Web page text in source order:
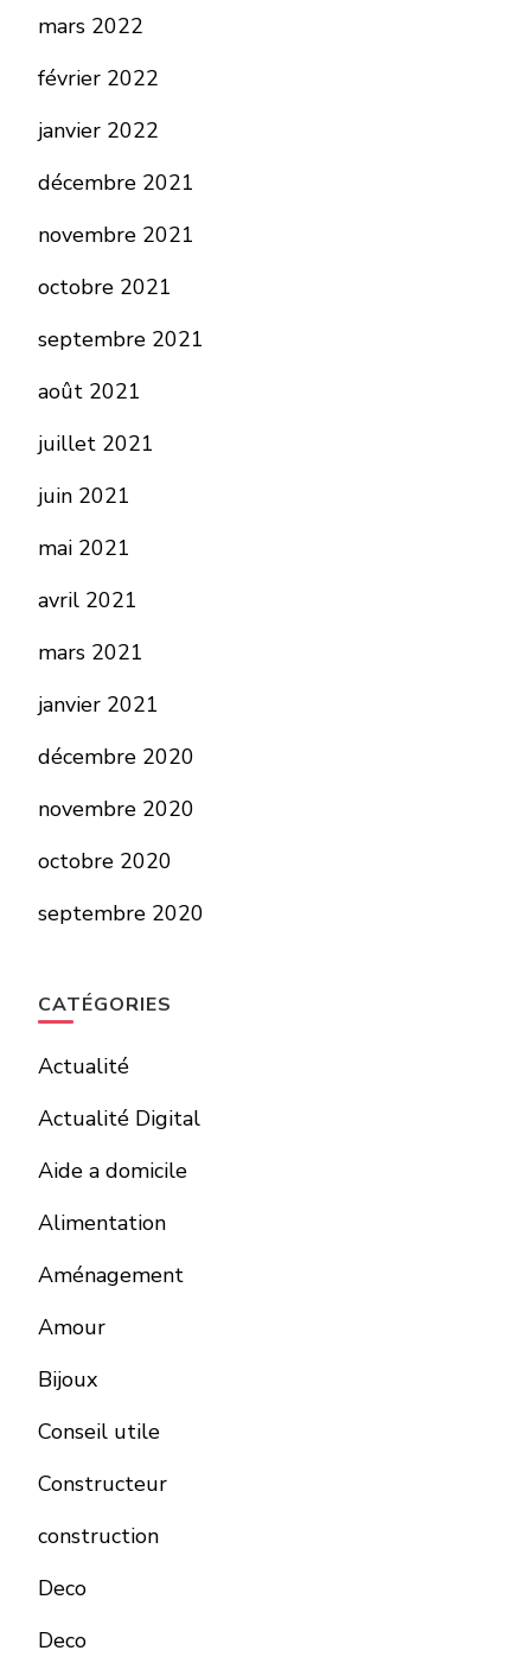
mars 2022
février 2022
janvier 2022
décembre 2021
novembre 2021
octobre 2021
septembre 2021
août 2021
juillet 2021
juin 2021
mai 2021
avril 2021
mars 2021
janvier 2021
décembre 2020
novembre 2020
octobre 2020
septembre 2020
CATÉGORIES
Actualité
Actualité Digital
Aide a domicile
Alimentation
Aménagement
Amour
Bijoux
Conseil utile
Constructeur
construction
Deco
Deco